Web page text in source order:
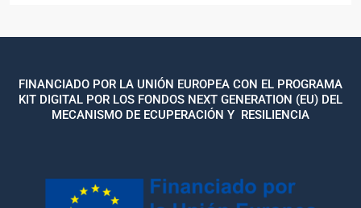
FINANCIADO POR LA UNIÓN EUROPEA CON EL PROGRAMA
KIT DIGITAL POR LOS FONDOS NEXT GENERATION (EU) DEL
MECANISMO DE ECUPERACIÓN Y RESILIENCIA